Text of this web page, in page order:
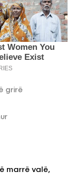
grirë
marrë valë,